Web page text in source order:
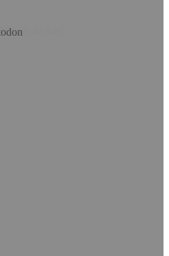
Hol dir die App!